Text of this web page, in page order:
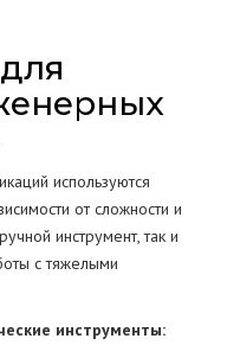
используются
от сложности и
инструмент, так и
с тяжелыми
инструменты: